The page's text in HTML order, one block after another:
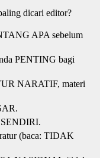
dicari editor?
APA sebelum
PENTING bagi
NARATIF, materi
SENDIRI.
(baca: TIDAK